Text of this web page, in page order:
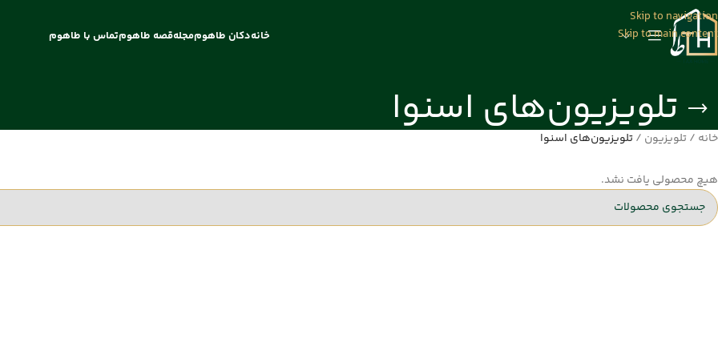
Skip to navigation
Skip to main content
خانهدکان طاهوممجلهقصه طاهومتماس با طاهوم
تلویزیون‌های اسنوا
خانه /تلویزیون /تلویزیون‌های اسنوا
هیچ محصولی یافت نشد.